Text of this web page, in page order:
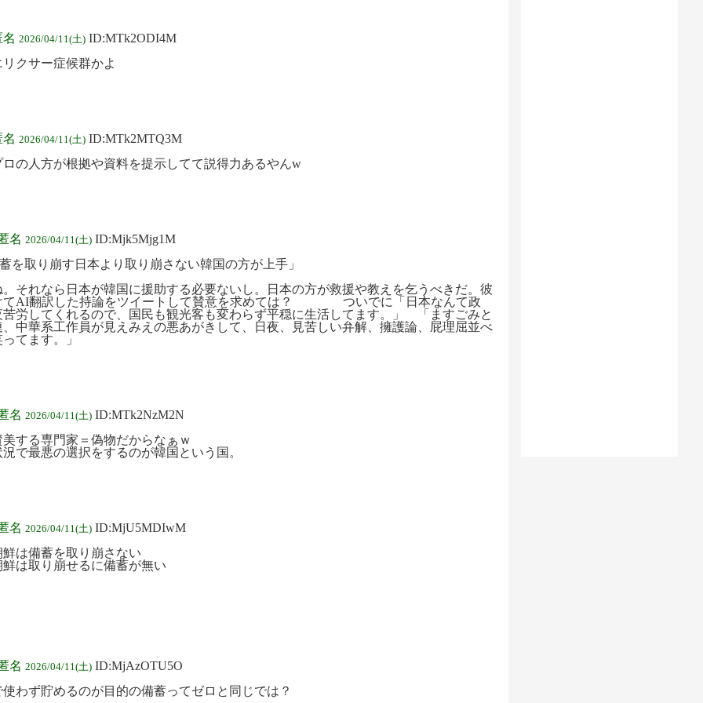
2026/04/11(土) ID:MTk2ODI4M
クサー症候群かよ
2026/04/11(土) ID:MTk2MTQ3M
ロの人方が根拠や資料を提示してて説得力あるやんw
名 2026/04/11(土) ID:Mjk5Mjg1M
を取り崩す日本より取り崩さない韓国の方が上手」
それなら日本が韓国に援助する必要ないし。日本の方が救援や教えを乞うべきだ。彼
てAI翻訳した持論をツイートして賛意を求めては？ ついでに「日本なんて政
苦労してくれるので、国民も観光客も変わらず平穏に生活してます。」 「ますごみと
、中華系工作員が見えみえの悪あがきして、日夜、見苦しい弁解、擁護論、屁理屈並べ
てます。」
名 2026/04/11(土) ID:MTk2NzM2N
する専門家＝偽物だからなぁｗ
で最悪の選択をするのが韓国という国。
名 2026/04/11(土) ID:MjU5MDIwM
は備蓄を取り崩さない
は取り崩せるに備蓄が無い
名 2026/04/11(土) ID:MjAzOTU5O
わず貯めるのが目的の備蓄ってゼロと同じでは？